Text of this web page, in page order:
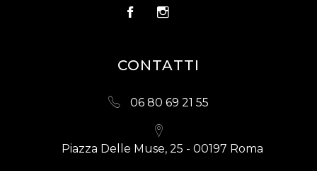
CONTATTI
06 80 69 21 55
Piazza Delle Muse, 25 - 00197 Roma